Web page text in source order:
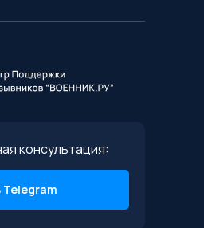
консультация:
Telegram